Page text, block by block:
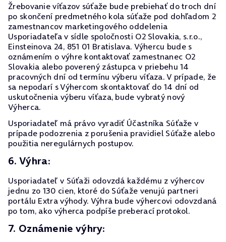
Žrebovanie víťazov súťaže bude prebiehať do troch dní
po skončení predmetného kola súťaže pod dohľadom 2
zamestnancov marketingového oddelenia
Usporiadateľa v sídle spoločnosti O2 Slovakia, s.r.o.,
Einsteinova 24, 851 01 Bratislava. Výhercu bude s
oznámením o výhre kontaktovať zamestnanec O2
Slovakia alebo poverený zástupca v priebehu 14
pracovných dní od termínu výberu víťaza. V prípade, že
sa nepodarí s Výhercom skontaktovať do 14 dní od
uskutočnenia výberu víťaza, bude vybratý nový
Výherca.
Usporiadateľ má právo vyradiť Účastníka Súťaže v
prípade podozrenia z porušenia pravidiel Súťaže alebo
použitia neregulárnych postupov.
6. Výhra:
Usporiadateľ v Súťaži odovzdá každému z výhercov
jednu zo 130 cien, ktoré do Súťaže venujú partneri
portálu Extra výhody. Výhra bude výhercovi odovzdaná
po tom, ako výherca podpíše preberací protokol.
7. Oznámenie výhry: